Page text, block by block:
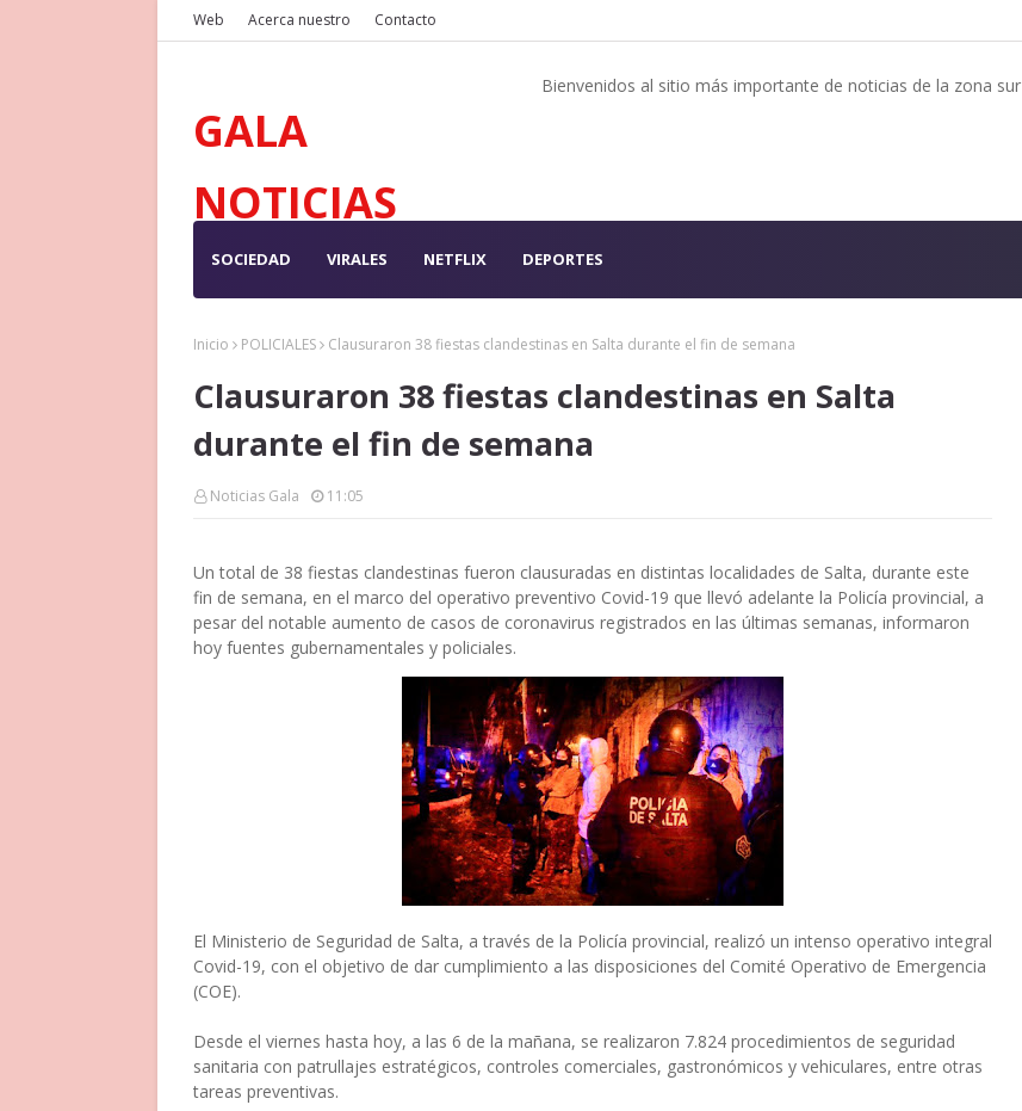
Web Acerca nuestro Contacto
GALA
NOTICIAS
Bienvenidos al sitio más importante de noticias de la zona sur
SOCIEDAD VIRALES NETFLIX DEPORTES
Inicio POLICIALES Clausuraron 38 fiestas clandestinas en Salta durante el fin de semana
Clausuraron 38 fiestas clandestinas en Salta
durante el fin de semana
Noticias Gala 11:05
Un total de 38 fiestas clandestinas fueron clausuradas en distintas localidades de Salta, durante este
fin de semana, en el marco del operativo preventivo Covid-19 que llevó adelante la Policía provincial, a
pesar del notable aumento de casos de coronavirus registrados en las últimas semanas, informaron
hoy fuentes gubernamentales y policiales.
El Ministerio de Seguridad de Salta, a través de la Policía provincial, realizó un intenso operativo integral
Covid-19, con el objetivo de dar cumplimiento a las disposiciones del Comité Operativo de Emergencia
(COE).
Desde el viernes hasta hoy, a las 6 de la mañana, se realizaron 7.824 procedimientos de seguridad
sanitaria con patrullajes estratégicos, controles comerciales, gastronómicos y vehiculares, entre otras
tareas preventivas.